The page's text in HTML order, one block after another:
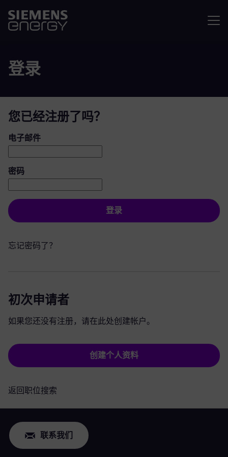
登录
您已经注册了吗？
登录：用户和密码
电子邮件
密码
登录
忘记密码了？
初次申请者
如果您还没有注册，请在此处创建帐户。
创建个人资料
返回职位搜索
联系我们